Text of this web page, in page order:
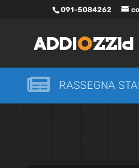
091-5084262
 RASSEGNA